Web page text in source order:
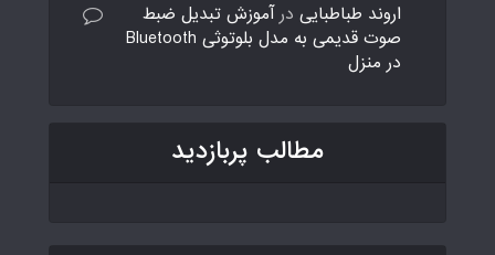
اروند طباطبایی در آموزش تبدیل ضبط
صوت قدیمی به مدل بلوتوثی Bluetooth
در منزل
مطالب پربازدید